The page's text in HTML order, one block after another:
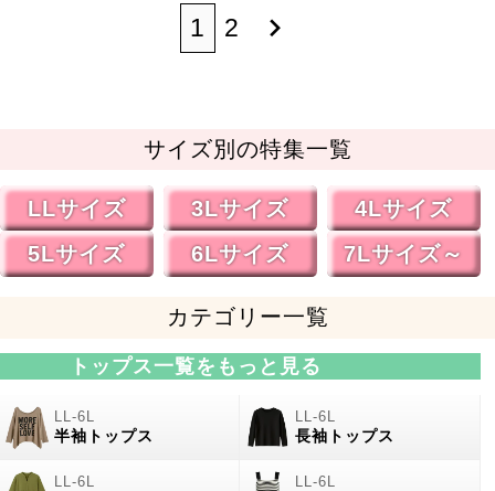
1 2
サイズ別の特集一覧
LLサイズ 3Lサイズ
4Lサイズ
5Lサイズ
6Lサイズ 7Lサイズ～
カテゴリー一覧
トップス一覧をもっと見る
半袖トップス 長袖トップス